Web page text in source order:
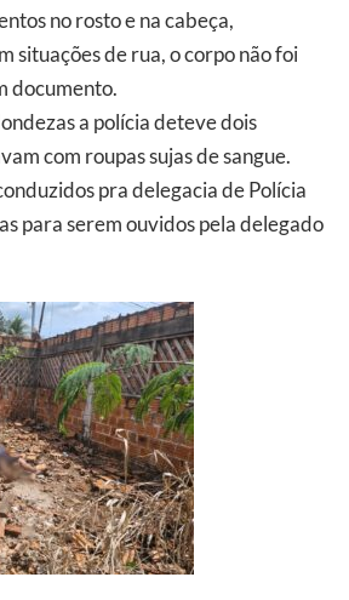
no rosto e na cabeça,
situações de rua, o corpo não foi
documento.
a polícia deteve dois
com roupas sujas de sangue.
pra delegacia de Polícia
para serem ouvidos pela delegado